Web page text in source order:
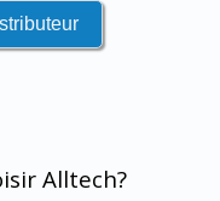
Alltech?